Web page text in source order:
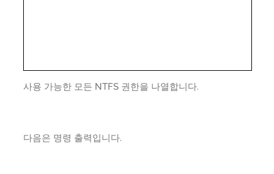
사용 가능한 모든 NTFS 권한을 나열합니다.
다음은 명령 출력입니다.